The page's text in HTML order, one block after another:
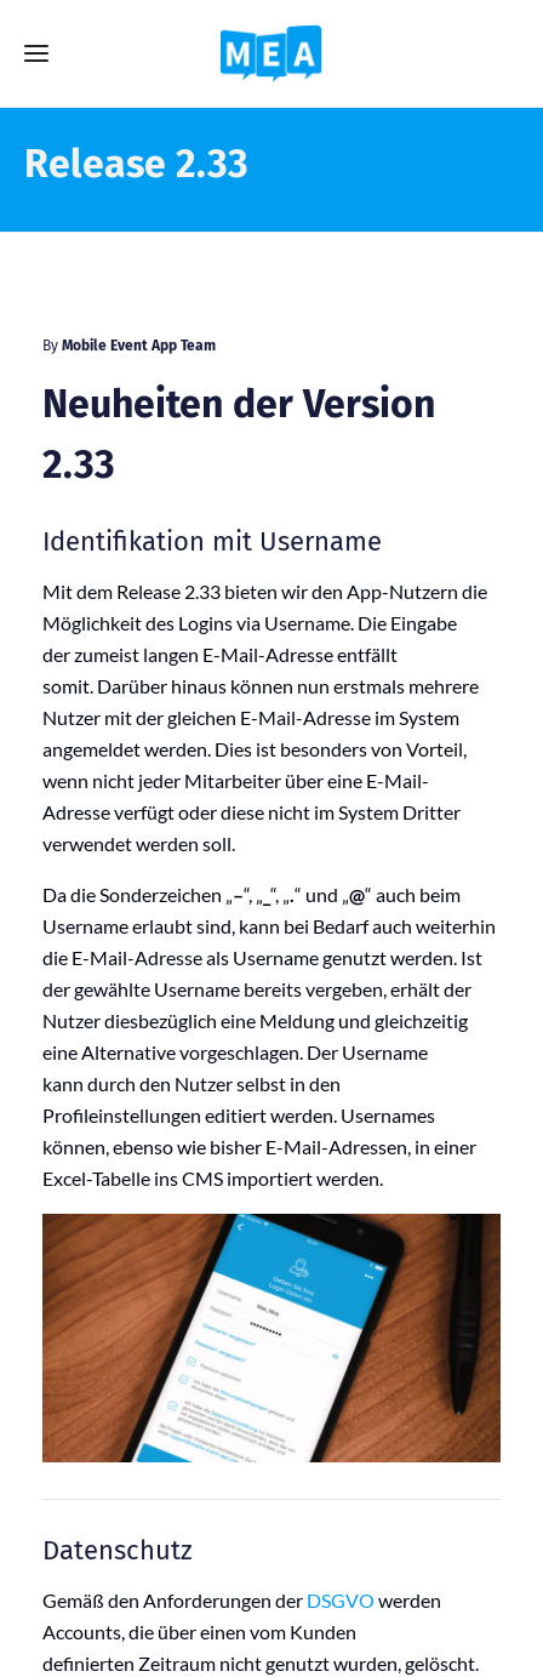
Release 2.33
By Mobile Event App Team
Neuheiten der Version
2.33
Identifikation mit Username
Mit dem Release 2.33 bieten wirden App-Nutzern die
Möglichkeit des Loginsvia Username . Die Eingabe
derzumeist langen E-Mail-Adresse entfällt
somit. Darüber hinaus können nun erstmals mehrere
Nutzer mit der gleichen E-Mail-Adresse im System
angemeldet werden. Dies ist besonders von Vorteil,
wenn nicht jeder Mitarbeiter über eine E-Mail-
Adresseverfügtoder diese nicht im System Dritter
verwendet werden soll.
Da die Sonderzeichen „ –“, „ “, „ “ und @“ auch beim
Username erlaubtsind kann bei Bedarf auch weiterhin
die E-Mail-Adresse als Username genutzt werden Ist
der gewählte Username bereits vergeben, erhält der
Nutzerdiesbezüglich eine Meldung und gleichzeitig
eine Alternative vorgeschlagen. Der Username
kann durch den Nutzer selbst in den
Profileinstellungen editiert werden. Usernames
können , ebenso wie bisher E-Mail-Adressen, in einer
Excel-Tabelle ins CMS importiert werden.
Datenschutz
Gemäß den Anforderungen der DSGVO werden
Accounts,die über einen vom Kunden
definierten Zeitraum nicht genutzt wurden, gelöscht.